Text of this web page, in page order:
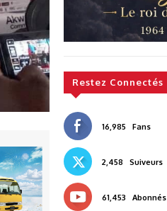
Restez Connectés
16,985 Fans
2,458 Suiveurs
61,453 Abonnés